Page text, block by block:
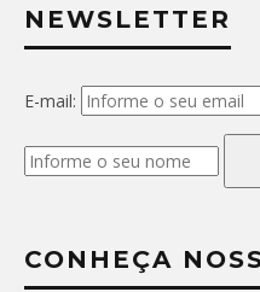
NEWSLETTER
E-mail:
CONHEÇA